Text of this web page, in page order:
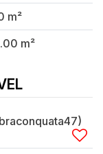
m²
.00 m²